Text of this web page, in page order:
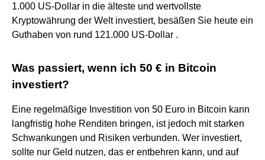
1.000 US-Dollar in die älteste und wertvollste
Kryptowährung der Welt investiert, besäßen Sie heute ein
Guthaben von rund 121.000 US-Dollar .
Was passiert, wenn ich 50 € in Bitcoin
investiert?
Eine regelmäßige Investition von 50 Euro in Bitcoin kann
langfristig hohe Renditen bringen, ist jedoch mit starken
Schwankungen und Risiken verbunden. Wer investiert,
sollte nur Geld nutzen, das er entbehren kann, und auf